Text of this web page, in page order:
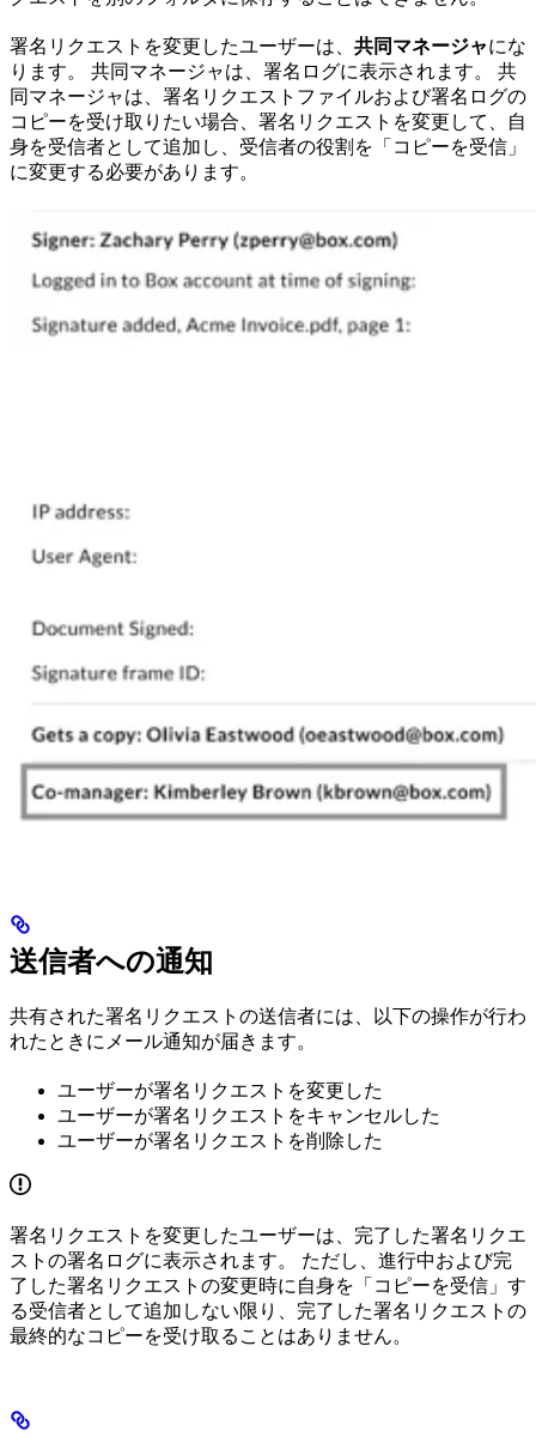
署名リクエストを変更したユーザーは、 共同マネージャにな
ります。 共同マネージャは、署名ログに表示されます。 共
同マネージャは、署名リクエストファイルおよび署名ログの
コピーを受け取りたい場合、署名リクエストを変更して、自
身を受信者として追加し、受信者の役割を「コピーを受信」
に変更する必要があります。
送信者への通知
共有された署名リクエストの送信者には、以下の操作が行わ
れたときにメール通知が届きます。
ユーザーが署名リクエストを変更した
ユーザーが署名リクエストをキャンセルした
ユーザーが署名リクエストを削除した
署名リクエストを変更したユーザーは、完了した署名リクエ
ストの署名ログに表示されます。 ただし、進行中および完
了した署名リクエストの変更時に自身を「コピーを受信」す
る受信者として追加しない限り、完了した署名リクエストの
最終的なコピーを受け取ることはありません。